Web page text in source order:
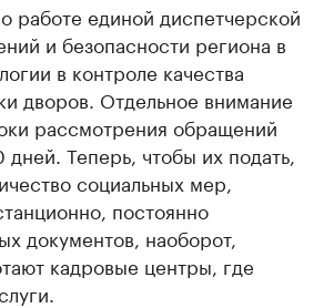
работе единой диспетчерской
и безопасности региона в
в контроле качества
дворов. Отдельное внимание
рассмотрения обращений
Теперь, чтобы их подать,
социальных мер,
постоянно
документов, наоборот,
кадровые центры, где